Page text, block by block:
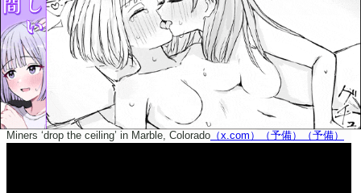
Miners ‘drop the ceiling’ in Marble, Colorado （x.com） （予備） （予備）